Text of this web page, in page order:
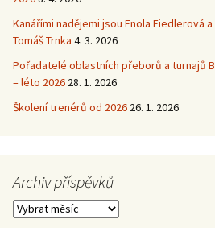
Kanářími nadějemi jsou Enola Fiedlerová a
Tomáš Trnka 4. 3. 2026
Pořadatelé oblastních přeborů a turnajů B
– léto 2026 28. 1. 2026
Školení trenérů od 2026 26. 1. 2026
Archiv příspěvků
Archiv